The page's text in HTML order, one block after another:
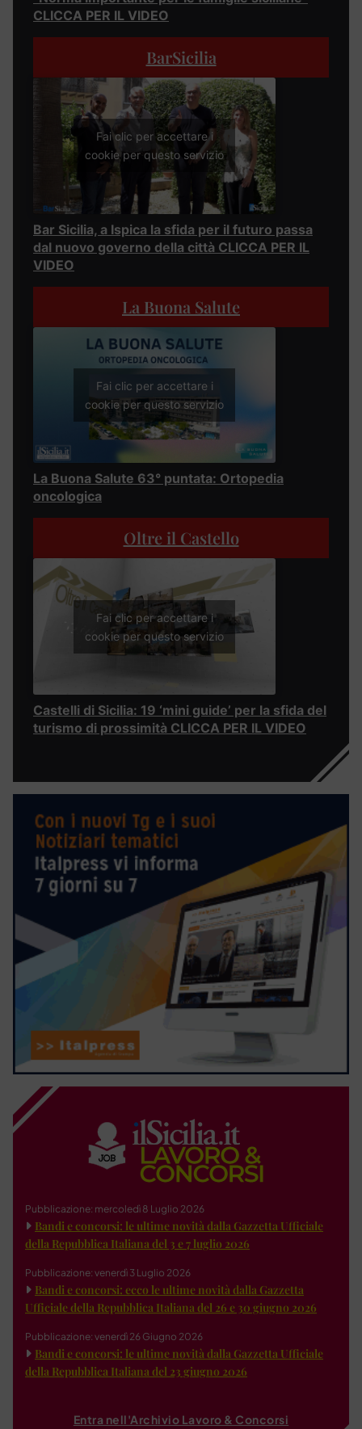
CLICCA PER IL VIDEO
BarSicilia
Fai clic per accettare i
cookie per questo servizio
Bar Sicilia, a Ispica la sfida per il futuro passa
dal nuovo governo della città CLICCA PER IL
VIDEO
La Buona Salute
Fai clic per accettare i
cookie per questo servizio
La Buona Salute 63° puntata: Ortopedia
oncologica
Oltre il Castello
Fai clic per accettare i
cookie per questo servizio
Castelli di Sicilia: 19 ‘mini guide’ per la sfida del
turismo di prossimità CLICCA PER IL VIDEO
Pubblicazione: mercoledì 8 Luglio 2026
Bandi e concorsi: le ultime novità dalla Gazzetta Ufficiale
della Repubblica Italiana del 3 e 7 luglio 2026
Pubblicazione: venerdì 3 Luglio 2026
Bandi e concorsi: ecco le ultime novità dalla Gazzetta
Ufficiale della Repubblica Italiana del 26 e 30 giugno 2026
Pubblicazione: venerdì 26 Giugno 2026
Bandi e concorsi: le ultime novità dalla Gazzetta Ufficiale
della Repubblica Italiana del 23 giugno 2026
Entra nell'Archivio Lavoro & Concorsi